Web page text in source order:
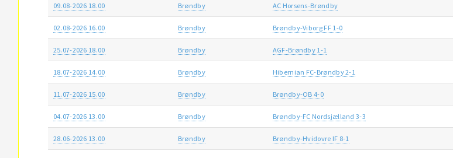
09.08-2026 18.00 Brøndby AC Horsens-Brøndby
02.08-2026 16.00 Brøndby Brøndby-Viborg FF 1-0
25.07-2026 18.00 Brøndby AGF-Brøndby 1-1
18.07-2026 14.00 Brøndby Hibernian FC-Brøndby 2-1
11.07-2026 15.00 Brøndby Brøndby-OB 4-0
04.07-2026 13.00 Brøndby Brøndby-FC Nordsjælland 3-3
28.06-2026 13.00 Brøndby Brøndby-Hvidovre IF 8-1